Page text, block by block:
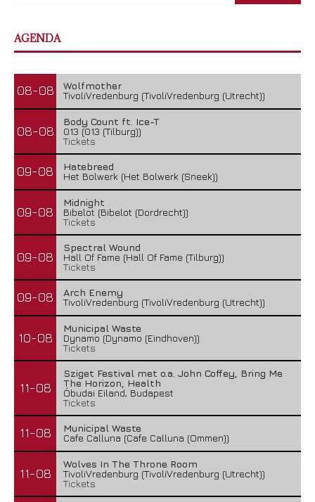
AGENDA
08-08
Wolfmother
TivoliVredenburg (TivoliVredenburg (Utrecht))
08-08
Body Count ft. Ice-T
013 (013 (Tilburg))
Tickets
09-08
Hatebreed
Het Bolwerk (Het Bolwerk (Sneek))
09-08
Midnight
Bibelot (Bibelot (Dordrecht))
Tickets
09-08
Spectral Wound
Hall Of Fame (Hall Of Fame (Tilburg))
Tickets
09-08
Arch Enemy
TivoliVredenburg (TivoliVredenburg (Utrecht))
10-08
Municipal Waste
Dynamo (Dynamo (Eindhoven))
Tickets
11-08
Sziget Festival met o.a. John Coffey, Bring Me
The Horizon, Health
Óbudai Eiland, Budapest
Tickets
11-08
Municipal Waste
Cafe Calluna (Cafe Calluna (Ommen))
11-08
Wolves In The Throne Room
TivoliVredenburg (TivoliVredenburg (Utrecht))
Tickets